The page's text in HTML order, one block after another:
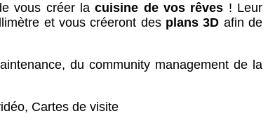
vous créer lacuisine de vos rêves ! Leur
et vous créeront des plans 3D afin de
du community management de la
Cartes de visite